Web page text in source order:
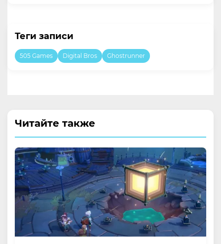
Теги записи
505 Games Digital Bros Ghostrunner
Читайте также